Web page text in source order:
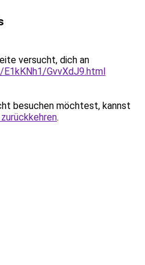
versucht, dich an
GvvXdJ9.html
besuchen möchtest, kannst
.